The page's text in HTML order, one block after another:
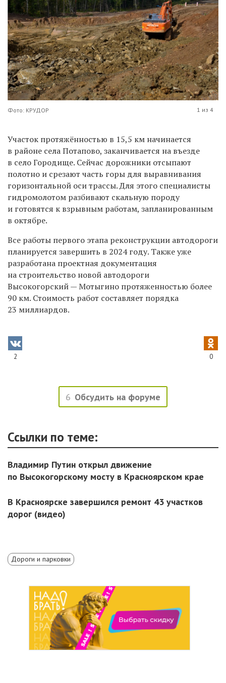
Фото: КРУДОР 1 из 4
Участок протяжённостью в 15,5 км начинается
в районе села Потапово, заканчивается на въезде
в село Городище. Сейчас дорожники отсыпают
полотно и срезают часть горы для выравнивания
горизонтальной оси трассы. Для этого специалисты
гидромолотом разбивают скальную породу
и готовятся к взрывным работам, запланированным
в октябре.
Все работы первого этапа реконструкции автодороги
планируется завершить в 2024 году. Также уже
разработана проектная документация
на строительство новой автодороги
Высокогорский — Мотыгино протяженностью более
90 км. Стоимость работ составляет порядка
23 миллиардов.
2 0
6 Обсудить на форуме
Ссылки по теме:
Владимир Путин открыл движение
по Высокогорскому мосту в Красноярском крае
В Красноярске завершился ремонт 43 участков
дорог (видео)
Дороги и парковки